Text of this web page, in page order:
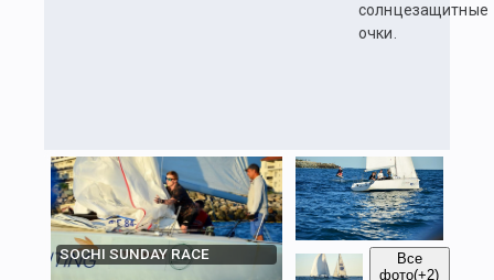
солнцезащитные
очки.
SOCHI SUNDAY RACE
Все
фото(+2)